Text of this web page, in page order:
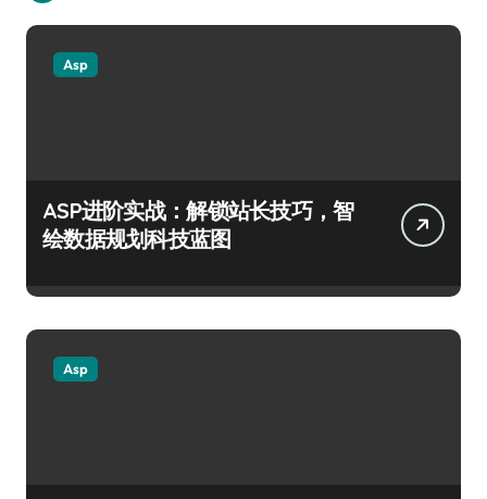
Asp
ASP进阶实战：解锁站长技巧，智
绘数据规划科技蓝图
Asp